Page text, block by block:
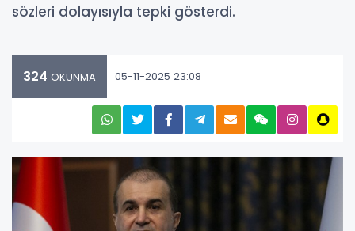
sözleri dolayısıyla tepki gösterdi.
324 OKUNMA 05-11-2025 23:08